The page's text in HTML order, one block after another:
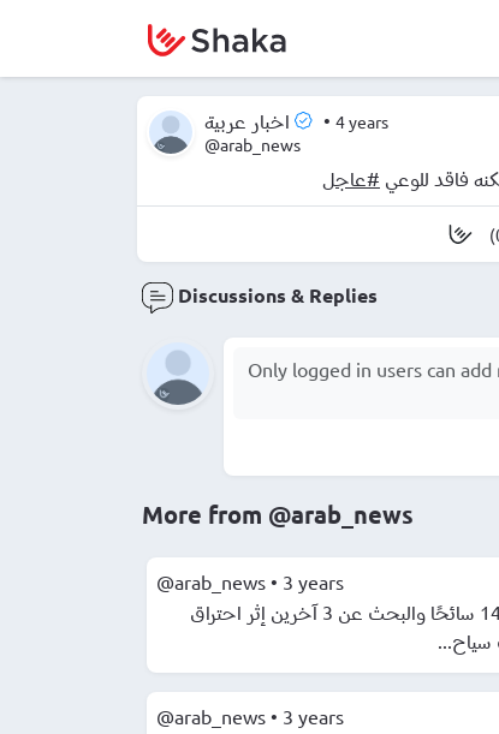
اخبار عربية • 4 years
@arab_news
فاقد للوعي #عاجل
Discussions & Replies
More from @arab_news
@arab_news • 3 years
إنقاذ 14 سائحًا والبحث عن 3 آخرين إثر احتراق
سياح...
@arab_news • 3 years